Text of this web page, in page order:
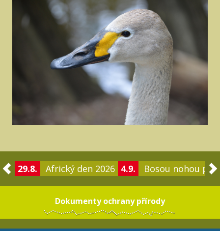
29.8. Africký den 2026 4.9. Bosou nohou po
Dokumenty ochrany přírody